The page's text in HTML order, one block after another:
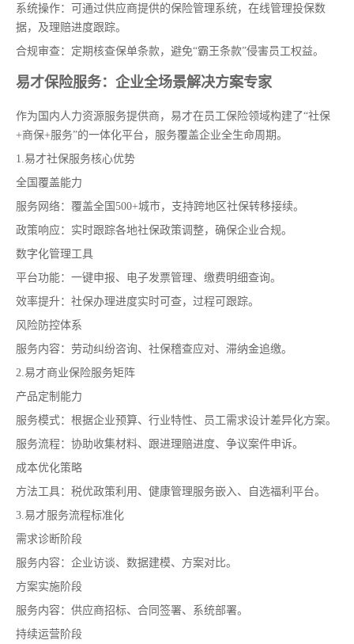
系统操作：可通过供应商提供的保险管理系统，在线管理投保数
据，及理赔进度跟踪。
合规审查：定期核查保单条款，避免“霸王条款”侵害员工权益。
易才保险服务：企业全场景解决方案专家
作为国内人力资源服务提供商，易才在员工保险领域构建了“社保
+商保+服务”的一体化平台，服务覆盖企业全生命周期。
1.易才社保服务核心优势
全国覆盖能力
服务网络：覆盖全国500+城市，支持跨地区社保转移接续。
政策响应：实时跟踪各地社保政策调整，确保企业合规。
数字化管理工具
平台功能：一键申报、电子发票管理、缴费明细查询。
效率提升：社保办理进度实时可查，过程可跟踪。
风险防控体系
服务内容：劳动纠纷咨询、社保稽查应对、滞纳金追缴。
2.易才商业保险服务矩阵
产品定制能力
服务模式：根据企业预算、行业特性、员工需求设计差异化方案。
服务流程：协助收集材料、跟进理赔进度、争议案件申诉。
成本优化策略
方法工具：税优政策利用、健康管理服务嵌入、自选福利平台。
3.易才服务流程标准化
需求诊断阶段
服务内容：企业访谈、数据建模、方案对比。
方案实施阶段
服务内容：供应商招标、合同签署、系统部署。
持续运营阶段